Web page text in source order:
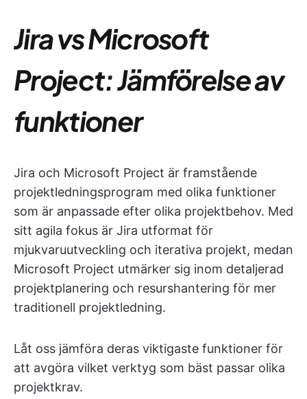
Jira vs Microsoft
Project: Jämförelse av
funktioner
Jira och Microsoft Project är framstående
projektledningsprogram med olika funktioner
som är anpassade efter olika projektbehov. Med
sitt agila fokus är Jira utformat för
mjukvaruutveckling och iterativa projekt, medan
Microsoft Project utmärker sig inom detaljerad
projektplanering och resurshantering för mer
traditionell projektledning.
Låt oss jämföra deras viktigaste funktioner för
att avgöra vilket verktyg som bäst passar olika
projektkrav.